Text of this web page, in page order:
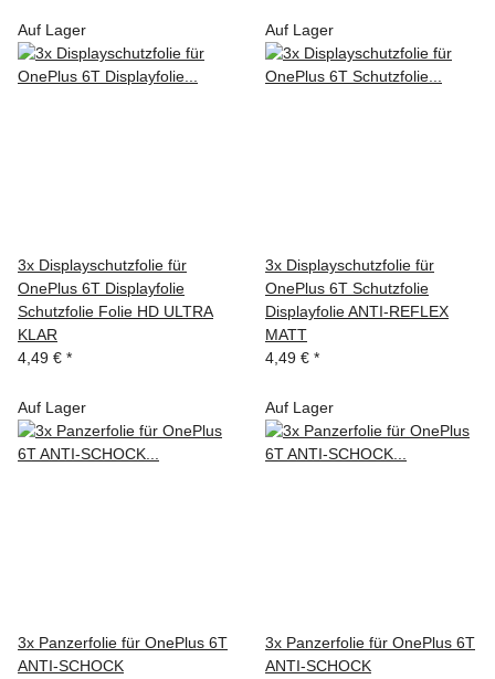
Auf Lager
3x Displayschutzfolie für
OnePlus 6T Displayfolie
Schutzfolie Folie HD ULTRA
KLAR
4,49 € *
Auf Lager
3x Displayschutzfolie für
OnePlus 6T Schutzfolie
Displayfolie ANTI-REFLEX
MATT
4,49 € *
Auf Lager
3x Panzerfolie für OnePlus 6T
ANTI-SCHOCK
Auf Lager
3x Panzerfolie für OnePlus 6T
ANTI-SCHOCK